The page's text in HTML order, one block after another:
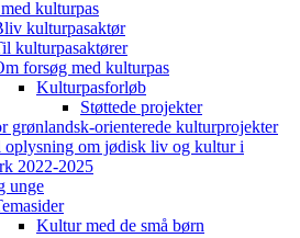
kulturpas
kulturpasaktør
kulturpasaktører
forsøg med kulturpas
Kulturpasforløb
Støttede projekter
grønlandsk-orienterede kulturprojekter
oplysning om jødisk liv og kultur i
2022-2025
unge
Kultur med de små børn